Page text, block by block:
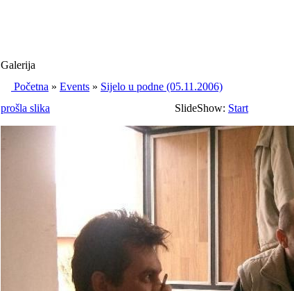
Galerija
Početna » Events » Sijelo u podne (05.11.2006)
prošla slika
SlideShow: Start